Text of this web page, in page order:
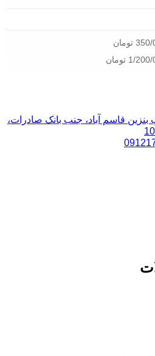
350/ تومان
1/200/ تومان
بنزین قاسم آباد، جنب بانک صادرات،